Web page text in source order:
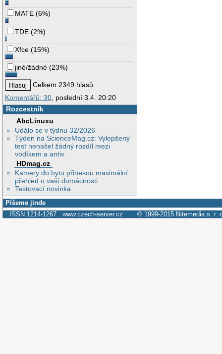
MATE (6%)
TDE (2%)
Xfce (15%)
jiné/žádné (23%)
Celkem 2349 hlasů
Komentářů: 30 , poslední 3.4. 20:20
Rozcestník
AbcLinuxu
Událo se v týdnu 32/2026
Týden na ScienceMag.cz: Vylepšený
test nenašel žádný rozdíl mezi
vodíkem a antiv
HDmag.cz
Kamery do bytu přinesou maximální
přehled o vaší domácnosti
Testovací novinka
Píšeme jinde
ISSN 1214-1267 www.czech-server.cz © 1999-2015 Nitemedia s. r.